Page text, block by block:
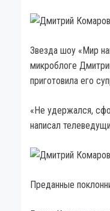
Звезда шоу «Мир
микроблоге
приготовила его
«Не удержался,
написал
Преданные